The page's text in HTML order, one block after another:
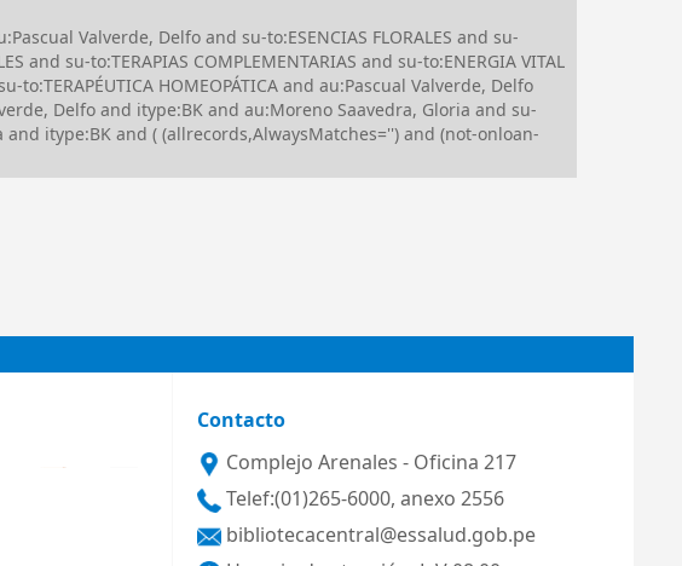
Valverde, Delfo and su-to:ESENCIAS FLORALES and su-
and su-to:TERAPIAS COMPLEMENTARIAS and su-to:ENERGIA VITAL
HOMEOPÁTICA and au:Pascual Valverde, Delfo
Delfo and itype:BK and au:Moreno Saavedra, Gloria and su-
itype:BK and ( (allrecords,AlwaysMatches='') and (not-onloan-
Contacto
Complejo Arenales - Oficina 217
Telef:(01)265-6000, anexo 2556
bibliotecacentral@essalud.gob.pe